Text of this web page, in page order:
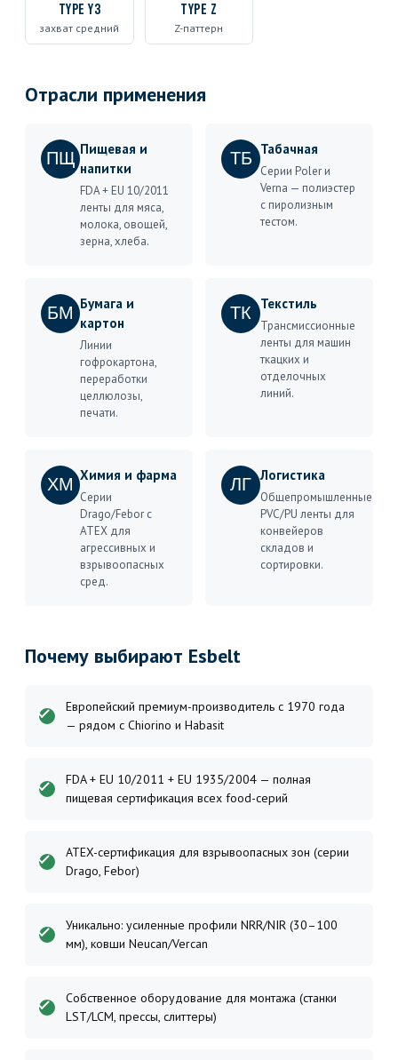
Type Y3
захват средний
Type Z
Z-паттерн
Отрасли применения
ПЩ Пищевая и
напитки
FDA + EU 10/2011
ленты для мяса,
молока, овощей,
зерна, хлеба.
ТБ Табачная
Серии Poler и
Verna — полиэстер
с пиролизным
тестом.
БМ Бумага и
картон
Линии
гофрокартона,
переработки
целлюлозы,
печати.
ТК Текстиль
Трансмиссионные
ленты для машин
ткацких и
отделочных
линий.
ХМ Химия и фарма
Серии
Drago/Febor с
ATEX для
агрессивных и
взрывоопасных
сред.
ЛГ Логистика
Общепромышленные
PVC/PU ленты для
конвейеров
складов и
сортировки.
Почему выбирают Esbelt
Европейский премиум-производитель с 1970 года
— рядом с Chiorino и Habasit
FDA + EU 10/2011 + EU 1935/2004 — полная
пищевая сертификация всех food-серий
ATEX-сертификация для взрывоопасных зон (серии
Drago, Febor)
Уникально: усиленные профили NRR/NIR (30–100
мм), ковши Neucan/Vercan
Собственное оборудование для монтажа (станки
LST/LCM, прессы, слиттеры)